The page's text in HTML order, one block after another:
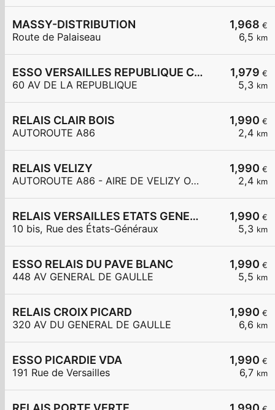
1,968 €
6,5 km
MASSY-DISTRIBUTION
Route de Palaiseau
1,979 €
5,3 km
ESSO VERSAILLES REPUBLIQUE Carrefour Express
60 AV DE LA REPUBLIQUE
1,990 €
2,4 km
RELAIS CLAIR BOIS
AUTOROUTE A86
1,990 €
2,4 km
RELAIS VELIZY
AUTOROUTE A86 - AIRE DE VELIZY OUEST
1,990 €
5,3 km
RELAIS VERSAILLES ETATS GENERAUX
10 bis, Rue des États-Généraux
1,990 €
5,5 km
ESSO RELAIS DU PAVE BLANC
448 AV GENERAL DE GAULLE
1,990 €
6,6 km
RELAIS CROIX PICARD
320 AV DU GENERAL DE GAULLE
1,990 €
6,7 km
ESSO PICARDIE VDA
191 Rue de Versailles